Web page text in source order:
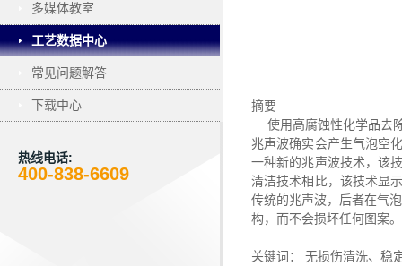
多媒体教室
工艺数据中心
常见问题解答
下载中心
热线电话:
400-838-6609
摘要
使用高腐蚀性化学品去
兆声波确实会产生气泡空
一种新的兆声波技术，该
清洁技术相比，该技术显
传统的兆声波，后者在气
构，而不会损坏任何图案。
关键词： 无损伤清洗、稳